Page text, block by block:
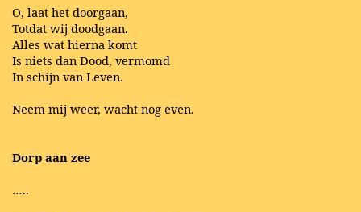
O, laat het doorgaan,
Totdat wij doodgaan.
Alles wat hierna komt
Is niets dan Dood, vermomd
In schijn van Leven.
Neem mij weer, wacht nog even.
Dorp aan zee
…..